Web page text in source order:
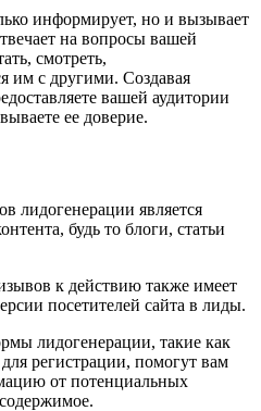
информирует, но и вызывает
на вопросы вашей
смотреть,
им с другими. Создавая
вашей аудитории
ее доверие.
лидогенерации является
будь то блоги, статьи
к действию также имеет
посетителей сайта в лиды.
лидогенерации, такие как
регистрации, помогут вам
от потенциальных